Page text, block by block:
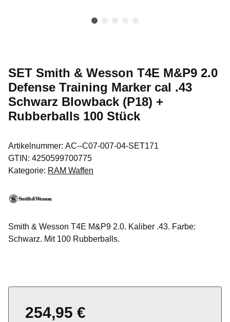
SET Smith & Wesson T4E M&P9 2.0
Defense Training Marker cal .43
Schwarz Blowback (P18) +
Rubberballs 100 Stück
Artikelnummer: AC--C07-007-04-SET171
GTIN: 4250599700775
Kategorie: RAM Waffen
Smith & Wesson T4E M&P9 2.0. Kaliber .43. Farbe:
Schwarz. Mit 100 Rubberballs.
254,95 €